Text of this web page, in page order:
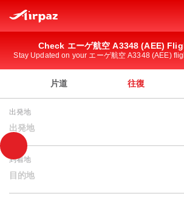
Check エーゲ航空 A3348 (AEE)
Stay Updated on your エーゲ航空 A3348 (AEE)
片道 往復
出発地
出発地
到着地
目的地